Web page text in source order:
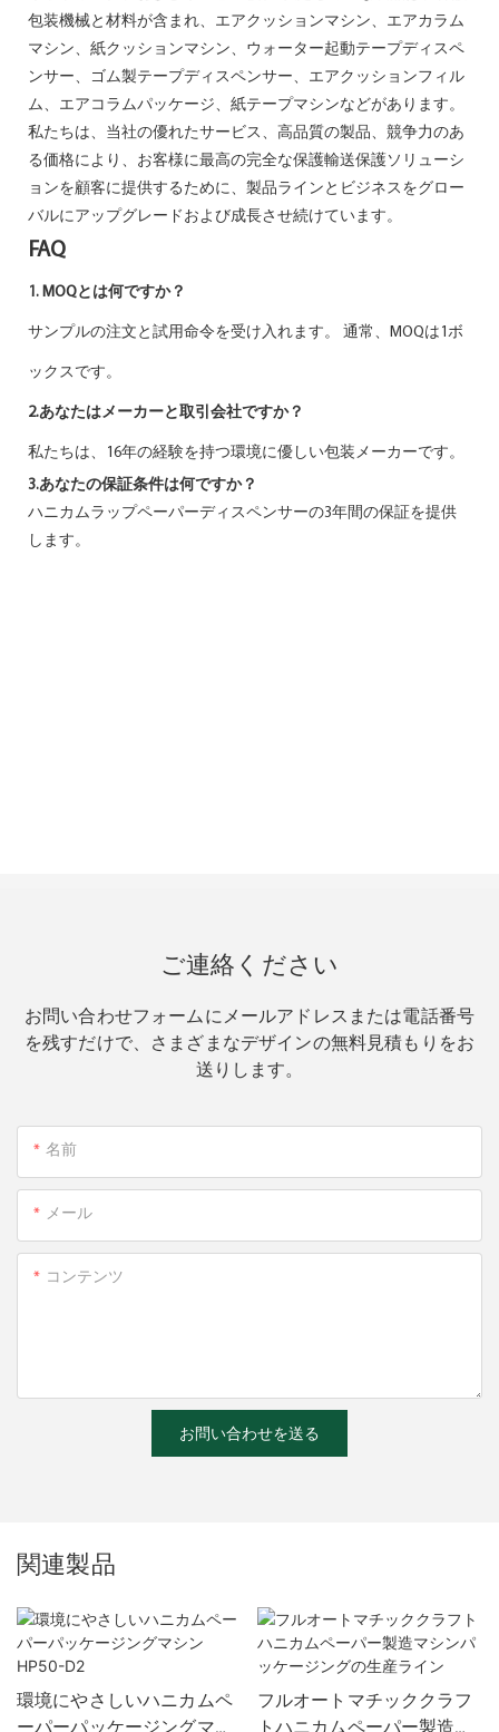
包装機械と材料が含まれ、エアクッションマシン、エアカラム
マシン、紙クッションマシン、ウォーター起動テープディスペ
ンサー、ゴム製テープディスペンサー、エアクッションフィル
ム、エアコラムパッケージ、紙テープマシンなどがあります。
私たちは、当社の優れたサービス、高品質の製品、競争力のあ
る価格により、お客様に最高の完全な保護輸送保護ソリューシ
ョンを顧客に提供するために、製品ラインとビジネスをグロー
バルにアップグレードおよび成長させ続けています。
FAQ
1. MOQとは何ですか？
サンプルの注文と試用命令を受け入れます。 通常、MOQは1ボ
ックスです。
2.あなたはメーカーと取引会社ですか？
私たちは、16年の経験を持つ環境に優しい包装メーカーです。
3.あなたの保証条件は何ですか？
ハニカムラップペーパーディスペンサーの3年間の保証を提供
します。
ご連絡ください
お問い合わせフォームにメールアドレスまたは電話番号
を残すだけで、さまざまなデザインの無料見積もりをお
送りします。
名前
メール
コンテンツ
お問い合わせを送る
関連製品
環境にやさしいハニカムペ
ーパーパッケージングマシ
フルオートマチッククラフ
トハニカムペーパー製造マ